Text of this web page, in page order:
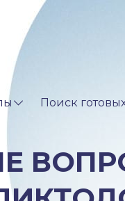
Поиск